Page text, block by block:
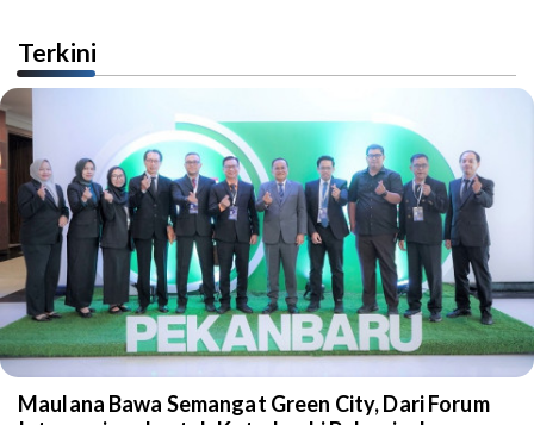
Terkini
Maulana Bawa Semangat Green City, Dari Forum